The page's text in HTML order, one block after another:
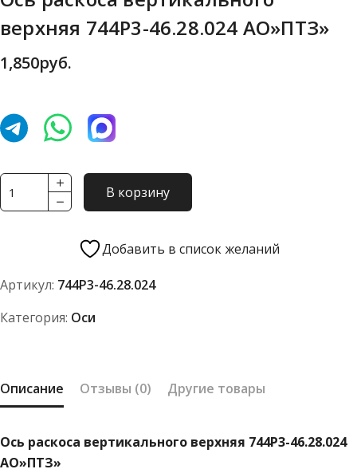
верхняя 744Р3-46.28.024 АО»ПТЗ»
1,850руб.
Количество
товара
верхняя
46.28.024
В корзину
Добавить в список желаний
Артикул: 744Р3-46.28.024
Категория: Оси
Описание Отзывы (0) Другие товары
Ось раскоса вертикального верхняя 744Р3-46.28.024
АО»ПТЗ»